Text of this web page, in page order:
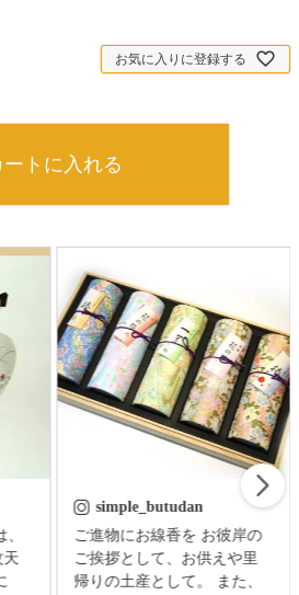
お気に入りに登録する
ートに入れる
天
simple_butudan
ご進物にお線香を お彼岸の
ご挨拶として、お供えや里
帰りの土産として。 また、